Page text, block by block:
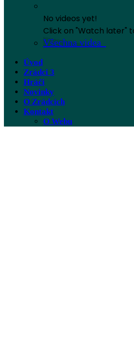
No videos yet!
Click on "Watch later"
Všechna videa
Úvod
Zrádci 3
Hráči
Novinky
O Zrádcích
Kontakt
O Webu